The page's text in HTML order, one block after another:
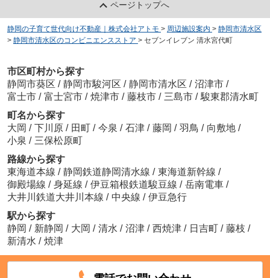
ページトップへ
静岡の子育て世代向け不動産｜株式会社アトモ > 周辺施設案内 > 静岡市清水区
> 静岡市清水区のコンビニエンスストア > セブンイレブン 清水宮代町
市区町村から探す
静岡市葵区 / 静岡市駿河区 / 静岡市清水区 / 沼津市 /
富士市 / 富士宮市 / 焼津市 / 藤枝市 / 三島市 / 駿東郡清水町
町名から探す
大岡 / 下川原 / 田町 / 今泉 / 石津 / 藤岡 / 羽鳥 / 向敷地 /
小泉 / 三保松原町
路線から探す
東海道本線 / 静岡鉄道静岡清水線 / 東海道新幹線 /
御殿場線 / 身延線 / 伊豆箱根鉄道駿豆線 / 岳南電車 /
大井川鉄道大井川本線 / 中央線 / 伊豆急行
駅から探す
静岡 / 新静岡 / 大岡 / 清水 / 沼津 / 西焼津 / 日吉町 / 藤枝 /
新清水 / 焼津